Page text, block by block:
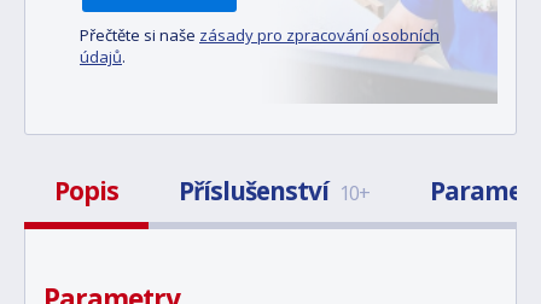
Přečtěte si naše zásady pro zpracování osobních
údajů.
Popis Příslušenství 10+